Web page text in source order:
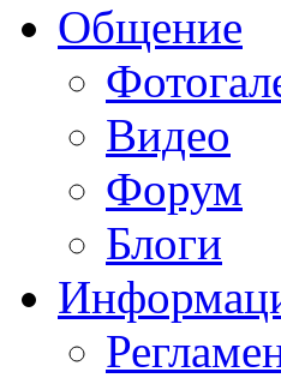
Общение
Видео
Форум
Блоги